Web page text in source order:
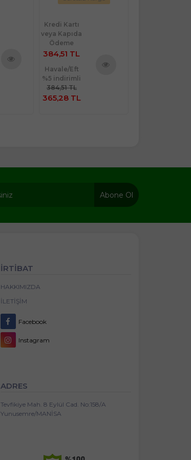
Kredi Kartı
veya Kapıda
Ödeme
384,51 TL
Havale/Eft
%5 indirimli
384,51 TL
365,28 TL
Abone Ol
İRTİBAT
HAKKIMIZDA
İLETIŞIM
Facebook
Instagram
ADRES
Tevfikiye Mah. 8 Eylül Cad. No:158/A
Yunusemre/MANİSA